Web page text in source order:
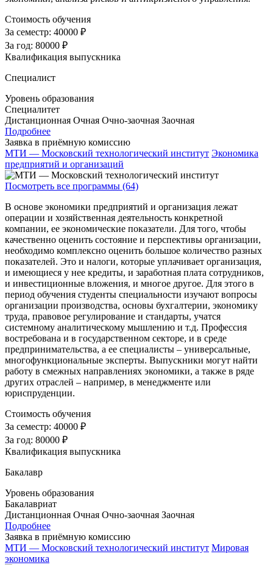
Стоимость обучения
За семестр: 40000 ₽
За год: 80000 ₽
Квалификация выпускника
Специалист
Уровень образования
Специалитет
Дистанционная Очная Очно-заочная Заочная
Подробнее
Заявка в приёмную комиссию
МТИ — Московский технологический институт Экономика
предприятий и организаций
Посмотреть все программы (64)
В основе экономики предприятий и организация лежат
операции и хозяйственная деятельность конкретной
компании, ее экономические показатели. Для того, чтобы
качественно оценить состояние и перспективы организации,
необходимо комплексно оценить большое количество разных
показателей. Это и налоги, которые уплачивает организация,
и имеющиеся у нее кредиты, и заработная плата сотрудников,
и инвестиционные вложения, и многое другое. Для этого в
период обучения студенты специальности изучают вопросы
организации производства, основы бухгалтерии, экономику
труда, правовое регулирование и стандарты, учатся
системному аналитическому мышлению и т.д. Профессия
востребована и в государственном секторе, и в среде
предпринимательства, а ее специалисты – универсальные,
многофункциональные эксперты. Выпускники могут найти
работу в смежных направлениях экономики, а также в ряде
других отраслей – например, в менеджменте или
юриспруденции.
Стоимость обучения
За семестр: 40000 ₽
За год: 80000 ₽
Квалификация выпускника
Бакалавр
Уровень образования
Бакалавриат
Дистанционная Очная Очно-заочная Заочная
Подробнее
Заявка в приёмную комиссию
МТИ — Московский технологический институт Мировая
экономика